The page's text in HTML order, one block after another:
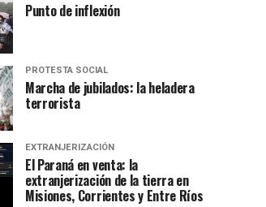
Punto de inflexión
PROTESTA SOCIAL
Marcha de jubilados: la heladera
terrorista
EXTRANJERIZACIÓN
El Paraná en venta: la
extranjerización de la tierra en
Misiones, Corrientes y Entre Ríos